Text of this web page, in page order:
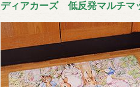
ディアカーズ 低反発マルチマ